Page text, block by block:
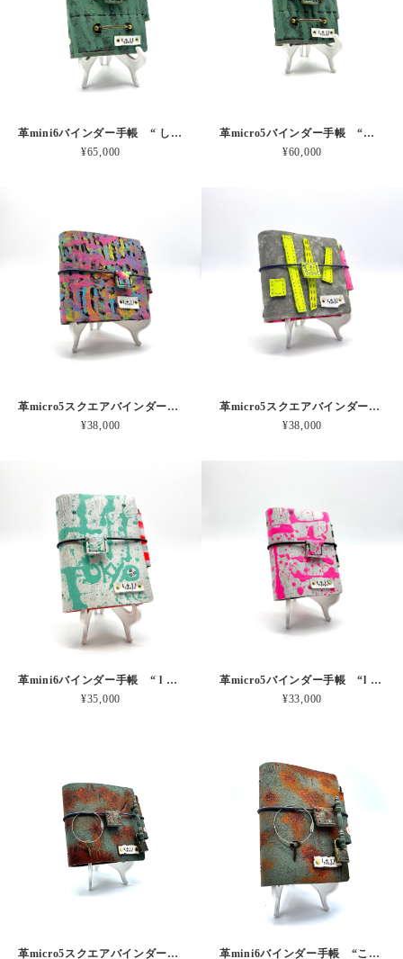
革mini6バインダー手帳 “ したたる引き出しにそっとしまう” 本革
¥65,000
革micro5バインダー手帳 “したたる引き出しにそっとしまう” 本革
¥60,000
革micro5スクエアバインダー手帳 “ パステルモメスス森の迷路” 本革
¥38,000
革micro5スクエアバインダー手帳 “ 蛍光つみきとサーカス” 本革
¥38,000
革mini6バインダー手帳 “ l + l l Tokyo もーじミント” 本革
¥35,000
革micro5バインダー手帳 “l + l l Tokyo もーじピンク” 本革
¥33,000
革micro5スクエアバインダー手帳 “こりゃ手に負えないなの扉サビ” 本革 革mini6バインダー手帳 “こりゃ手に負えないなの扉サビ” 本革